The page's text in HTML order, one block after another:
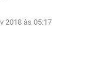
2018 às 05:17